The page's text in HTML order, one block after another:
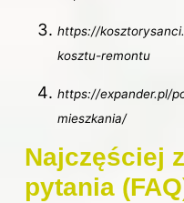
https://
kosztu-remontu
https://expander.pl/
mieszkania/
Najczęściej
pytania